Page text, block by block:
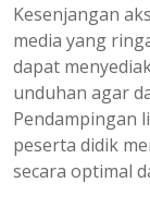
Kesenjangan
media yang
dapat
unduhan agar
Pendampingan
peserta didik
secara optimal